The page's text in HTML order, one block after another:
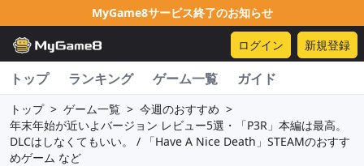
MyGame8サービス終了のお知らせ
ログイン 新規登録
トップ ランキング ゲーム一覧 ガイド
トップ > ゲーム一覧 > 今週のおすすめ >
年末年始が近いよバージョン レビュー5選・「P3R」本編は最高。
DLCはしなくてもいい。 / 「Have A Nice Death」STEAMのおすす
めゲーム など